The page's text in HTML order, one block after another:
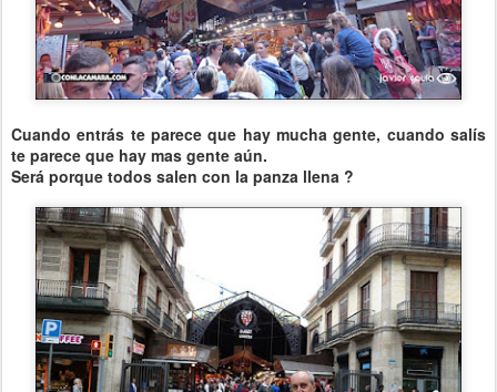
Cuando entrás te parece que hay mucha gente, cuando salís
te parece que hay mas gente aún.
Será porque todos salen con la panza llena ?